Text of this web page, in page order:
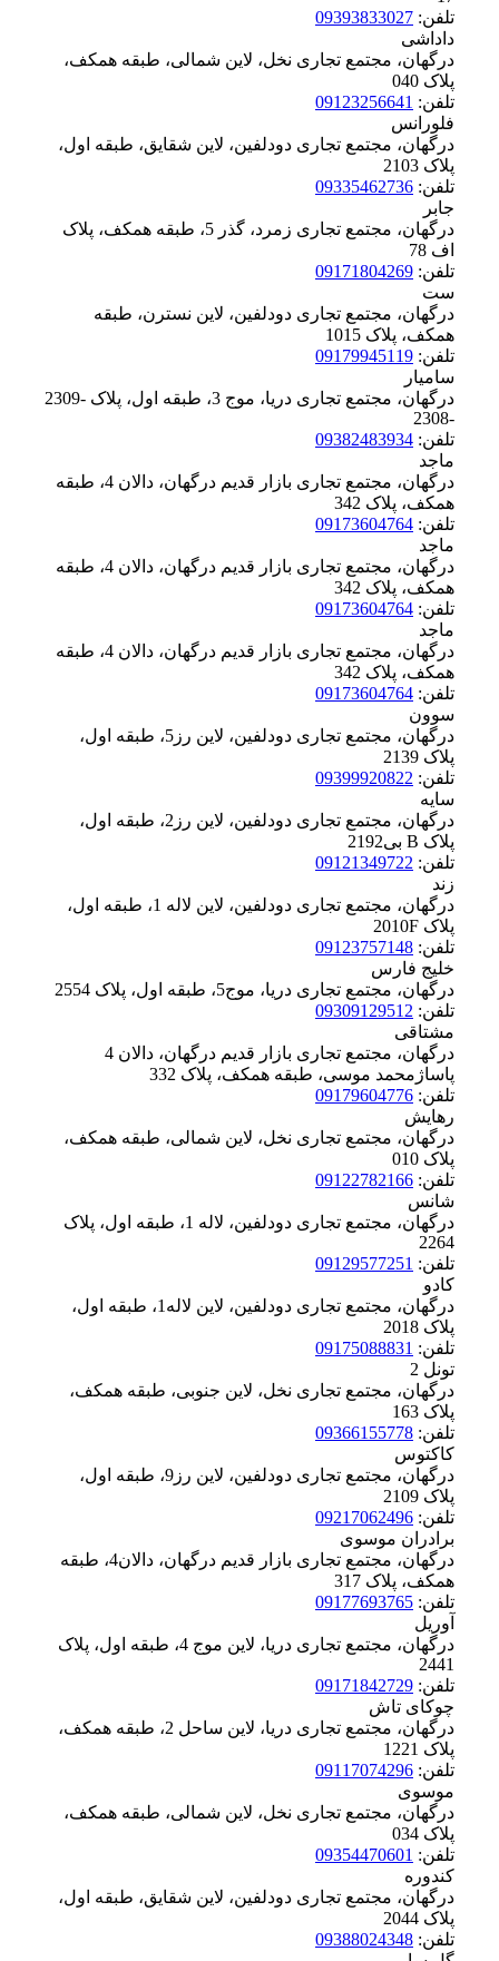
تلفن: 09393833027
داداشی
درگهان، مجتمع تجاری نخل، لاین شمالی، طبقه همکف،
پلاک ‪040
تلفن: 09123256641
فلورانس
درگهان، مجتمع تجاری دودلفین، لاین شقایق، طبقه اول،
پلاک ‪2103
تلفن: 09335462736
جابر
درگهان، مجتمع تجاری زمرد، گذر 5، طبقه همکف، پلاک
‪اف 78
تلفن: 09171804269
ست
درگهان، مجتمع تجاری دودلفین، لاین نسترن، طبقه
همکف، پلاک ‪1015
تلفن: 09179945119
سامیار
درگهان، مجتمع تجاری دریا، موج 3، طبقه اول، پلاک ‪2309-
2308-
تلفن: 09382483934
ماجد
درگهان، مجتمع تجاری بازار قدیم درگهان، دالان 4، طبقه
همکف، پلاک ‪342
تلفن: 09173604764
ماجد
درگهان، مجتمع تجاری بازار قدیم درگهان، دالان 4، طبقه
همکف، پلاک ‪342
تلفن: 09173604764
ماجد
درگهان، مجتمع تجاری بازار قدیم درگهان، دالان 4، طبقه
همکف، پلاک ‪342
تلفن: 09173604764
سوون
درگهان، مجتمع تجاری دودلفین، لاین رز5، طبقه اول،
پلاک ‪2139
تلفن: 09399920822
سایه
درگهان، مجتمع تجاری دودلفین، لاین رز2، طبقه اول،
پلاک ‪2192بی B
تلفن: 09121349722
زند
درگهان، مجتمع تجاری دودلفین، لاین لاله 1، طبقه اول،
پلاک ‪2010F
تلفن: 09123757148
خلیج فارس
درگهان، مجتمع تجاری دریا، موج5، طبقه اول، پلاک ‪2554
تلفن: 09309129512
مشتاقی
درگهان، مجتمع تجاری بازار قدیم درگهان، دالان 4
پاساژمحمد موسی، طبقه همکف، پلاک ‪332
تلفن: 09179604776
رهایش
درگهان، مجتمع تجاری نخل، لاین شمالی، طبقه همکف،
پلاک ‪010
تلفن: 09122782166
شانس
درگهان، مجتمع تجاری دودلفین، لاله 1، طبقه اول، پلاک
‪2264
تلفن: 09129577251
کادو
درگهان، مجتمع تجاری دودلفین، لاین لاله1، طبقه اول،
پلاک ‪2018
تلفن: 09175088831
تونل 2
درگهان، مجتمع تجاری نخل، لاین جنوبی، طبقه همکف،
پلاک ‪163
تلفن: 09366155778
کاکتوس
درگهان، مجتمع تجاری دودلفین، لاین رز9، طبقه اول،
پلاک ‪2109
تلفن: 09217062496
برادران موسوی
درگهان، مجتمع تجاری بازار قدیم درگهان، دالان4، طبقه
همکف، پلاک ‪317
تلفن: 09177693765
آوریل
درگهان، مجتمع تجاری دریا، لاین موج 4، طبقه اول، پلاک
‪2441
تلفن: 09171842729
چوکای تاش
درگهان، مجتمع تجاری دریا، لاین ساحل 2، طبقه همکف،
پلاک ‪1221
تلفن: 09117074296
موسوی
درگهان، مجتمع تجاری نخل، لاین شمالی، طبقه همکف،
پلاک ‪034
تلفن: 09354470601
کندوره
درگهان، مجتمع تجاری دودلفین، لاین شقایق، طبقه اول،
پلاک ‪2044
تلفن: 09388024348